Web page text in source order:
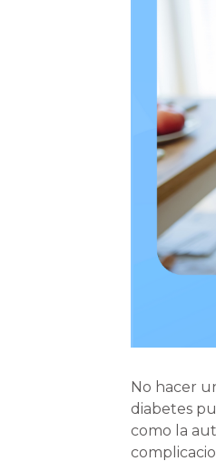
No hacer
diabetes
como la